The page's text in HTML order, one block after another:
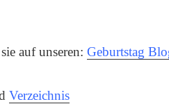
auf unseren:Geburtstag
Verzeichnis